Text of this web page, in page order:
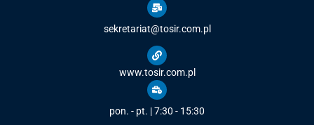
sekretariat@tosir.com.pl
www.tosir.com.pl
pon. - pt. | 7:30 - 15:30